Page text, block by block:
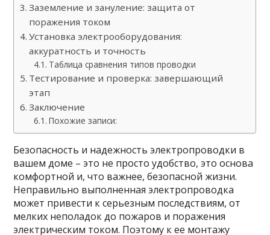
Заземление и зануление: защита от
поражения током
Установка электрооборудования:
аккуратность и точность
Таблица сравнения типов проводки
Тестирование и проверка: завершающий
этап
Заключение
Похожие записи:
Безопасность и надежность электропроводки в
вашем доме – это не просто удобство, это основа
комфортной и, что важнее, безопасной жизни.
Неправильно выполненная электропроводка
может привести к серьезным последствиям, от
мелких неполадок до пожаров и поражения
электрическим током. Поэтому к ее монтажу